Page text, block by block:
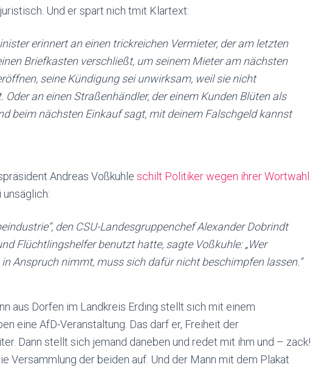
juristisch. Und er spart nich tmit Klartext:
erinnert an einen trickreichen Vermieter, der am letzten
Briefkasten verschließt, um seinem Mieter am nächsten
seine Kündigung sei unwirksam, weil sie nicht
an einen Straßenhändler, der einem Kunden Blüten als
beim nächsten Einkauf sagt, mit deinem Falschgeld kannst
Andreas Voßkuhle schilt Politiker wegen ihrer Wortwahl
den CSU-Landesgruppenchef Alexander Dobrindt
Flüchtlingshelfer benutzt hatte, sagte Voßkuhle: „Wer
Anspruch nimmt, muss sich dafür nicht beschimpfen lassen.“
aus Dorfen im Landkreis Erding stellt sich mit einem
eine AfD-Veranstaltung. Das darf er, Freiheit der
Dann stellt sich jemand daneben und redet mit ihm und – zack!
Versammlung der beiden auf. Und der Mann mit dem Plakat